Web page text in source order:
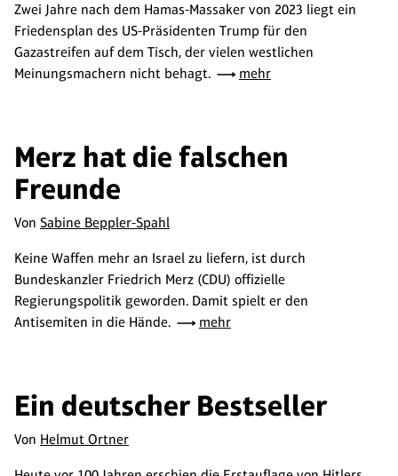
Zwei Jahre nach dem Hamas-Massaker von 2023 liegt ein
Friedensplan des US-Präsidenten Trump für den
Gazastreifen auf dem Tisch, der vielen westlichen
Meinungsmachern nicht behagt.
mehr
Merz hat die falschen
Freunde
Von Sabine Beppler-Spahl
Keine Waffen mehr an Israel zu liefern, ist durch
Bundeskanzler Friedrich Merz (CDU) offizielle
Regierungspolitik geworden. Damit spielt er den
Antisemiten in die Hände.
mehr
Ein deutscher Bestseller
Von Helmut Ortner